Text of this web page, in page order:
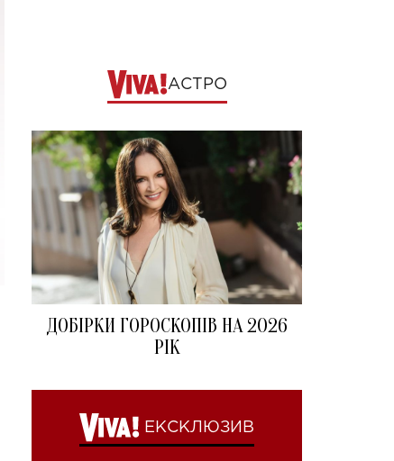
АСТРО
ДОБІРКИ ГОРОСКОПІВ НА 2026
РІК
ЕКСКЛЮЗИВ